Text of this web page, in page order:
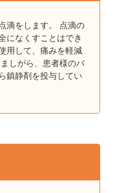
滴をします。 点滴の
になくすことはでき
用して、痛みを軽減
しがら、患者様のバ
鎮静剤を投与してい